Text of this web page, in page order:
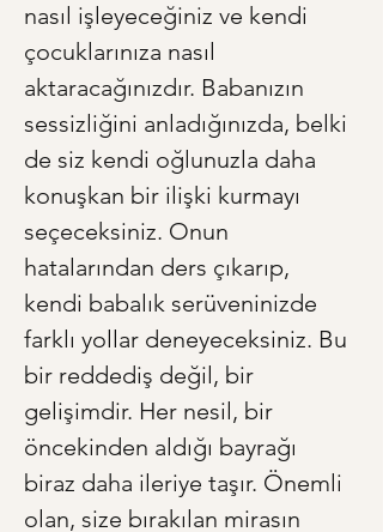
nasıl işleyeceğiniz ve kendi
çocuklarınıza nasıl
aktaracağınızdır. Babanızın
sessizliğini anladığınızda, belki
de siz kendi oğlunuzla daha
konuşkan bir ilişki kurmayı
seçeceksiniz. Onun
hatalarından ders çıkarıp,
kendi babalık serüveninizde
farklı yollar deneyeceksiniz. Bu
bir reddediş değil, bir
gelişimdir. Her nesil, bir
öncekinden aldığı bayrağı
biraz daha ileriye taşır. Önemli
olan, size bırakılan mirasın